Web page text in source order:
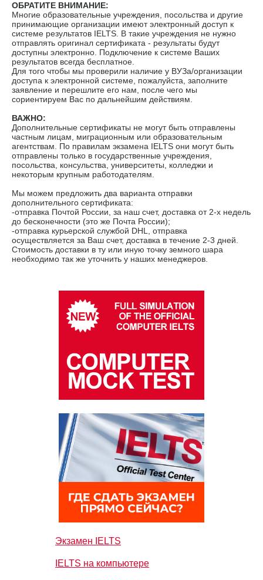
ОБРАТИТЕ ВНИМАНИЕ:
Многие образовательные учреждения, посольства и другие
принимающие организации имеют электронный доступ к
системе результатов IELTS. В такие учреждения не нужно
отправлять оригинал сертификата - результаты будут
доступны электронно. Подключение к системе Ваших
результатов всегда бесплатное.
Для того чтобы мы проверили наличие у ВУЗа/организации
доступа к электронной системе, пожалуйста, заполните
заявление и перешлите его нам, после чего мы
сориентируем Вас по дальнейшим действиям.
ВАЖНО:
Дополнительные сертификаты не могут быть отправлены
частным лицам, миграционным или образовательным
агентствам. По правилам экзамена IELTS они могут быть
отправлены только в государственные учреждения,
посольства, консульства, университеты, колледжи и
некоторым крупным работодателям.
Мы можем предложить два варианта отправки
дополнительного сертификата:
-отправка Почтой России, за наш счет, доставка от 2-х недель
до бесконечности (это же Почта России);
-отправка курьерской службой DHL, отправка
осуществляется за Ваш счет, доставка в течение 2-3 дней.
Стоимость доставки в ту или иную точку земного шара
необходимо так же уточнить у наших менеджеров.
Экзамен IELTS
IELTS на компьютере